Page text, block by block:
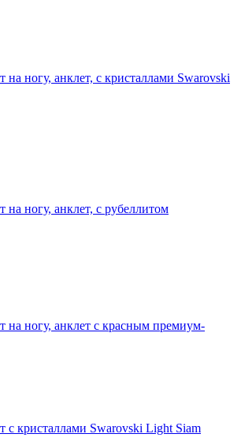
на ногу, анклет, с кристаллами Swarovski
на ногу, анклет, с рубеллитом
на ногу, анклет с красным премиум-
с кристаллами Swarovski Light Siam